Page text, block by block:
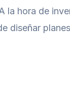
la hora de
diseñar